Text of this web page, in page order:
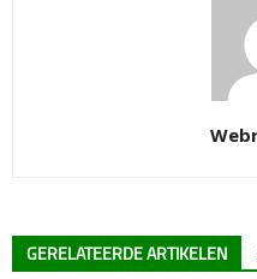
GERELATEERDE ARTIKELEN